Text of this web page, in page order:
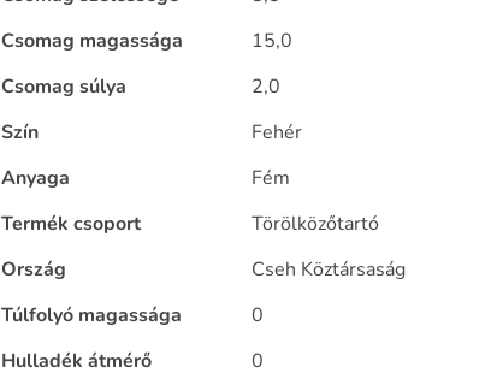
Csomag magassága
15,0
Csomag súlya
2,0
Szín
Fehér
Anyaga
Fém
Termék csoport
Törölközőtartó
Ország
Cseh Köztársaság
Túlfolyó magassága
0
Hulladék átmérő
0